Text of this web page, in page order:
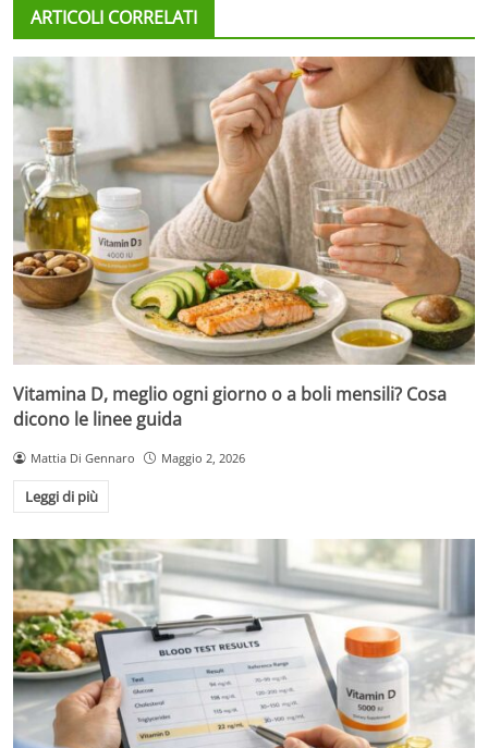
ARTICOLI CORRELATI
Vitamina D, meglio ogni giorno o a boli mensili? Cosa
dicono le linee guida
Mattia Di Gennaro Maggio 2, 2026
Leggi di più